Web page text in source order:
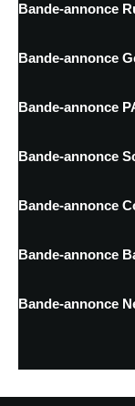
Bande-annonce
Bande-annonce
Bande-annonce
Bande-annonce
Bande-annonce
Bande-annonce
Bande-annonce